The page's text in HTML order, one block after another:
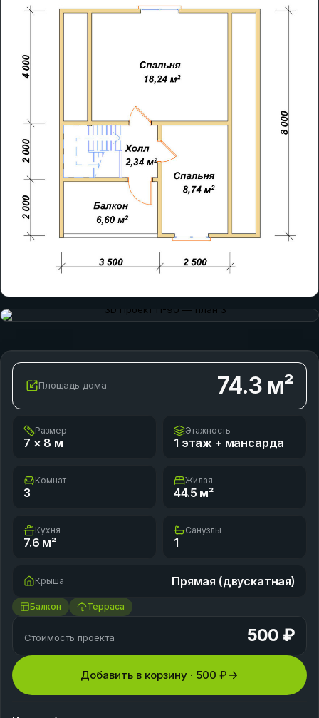
Площадь дома 74.3м²
Размер
7 × 8 м
Этажность
1 этаж + мансарда
Комнат
3
Жилая
44.5 м²
Кухня
7.6 м²
Санузлы
1
Крыша Прямая (двускатная)
Балкон Терраса
Стоимость проекта 500 ₽
Добавить в корзину · 500 ₽